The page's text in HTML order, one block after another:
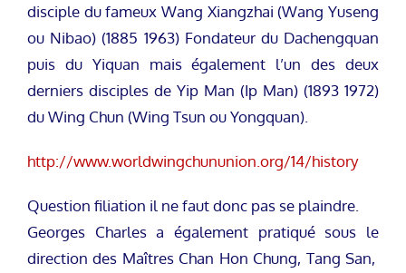
disciple du fameux Wang Xiangzhai (Wang Yuseng
ou Nibao) (1885 1963) Fondateur du Dachengquan
puis du Yiquan mais également l’un des deux
derniers disciples de Yip Man (Ip Man) (1893 1972)
du Wing Chun (Wing Tsun ou Yongquan).
http://www.worldwingchununion.org/14/history
Question filiation il ne faut donc pas se plaindre.
Georges Charles a également pratiqué sous le
direction des Maîtres Chan Hon Chung, Tang San,